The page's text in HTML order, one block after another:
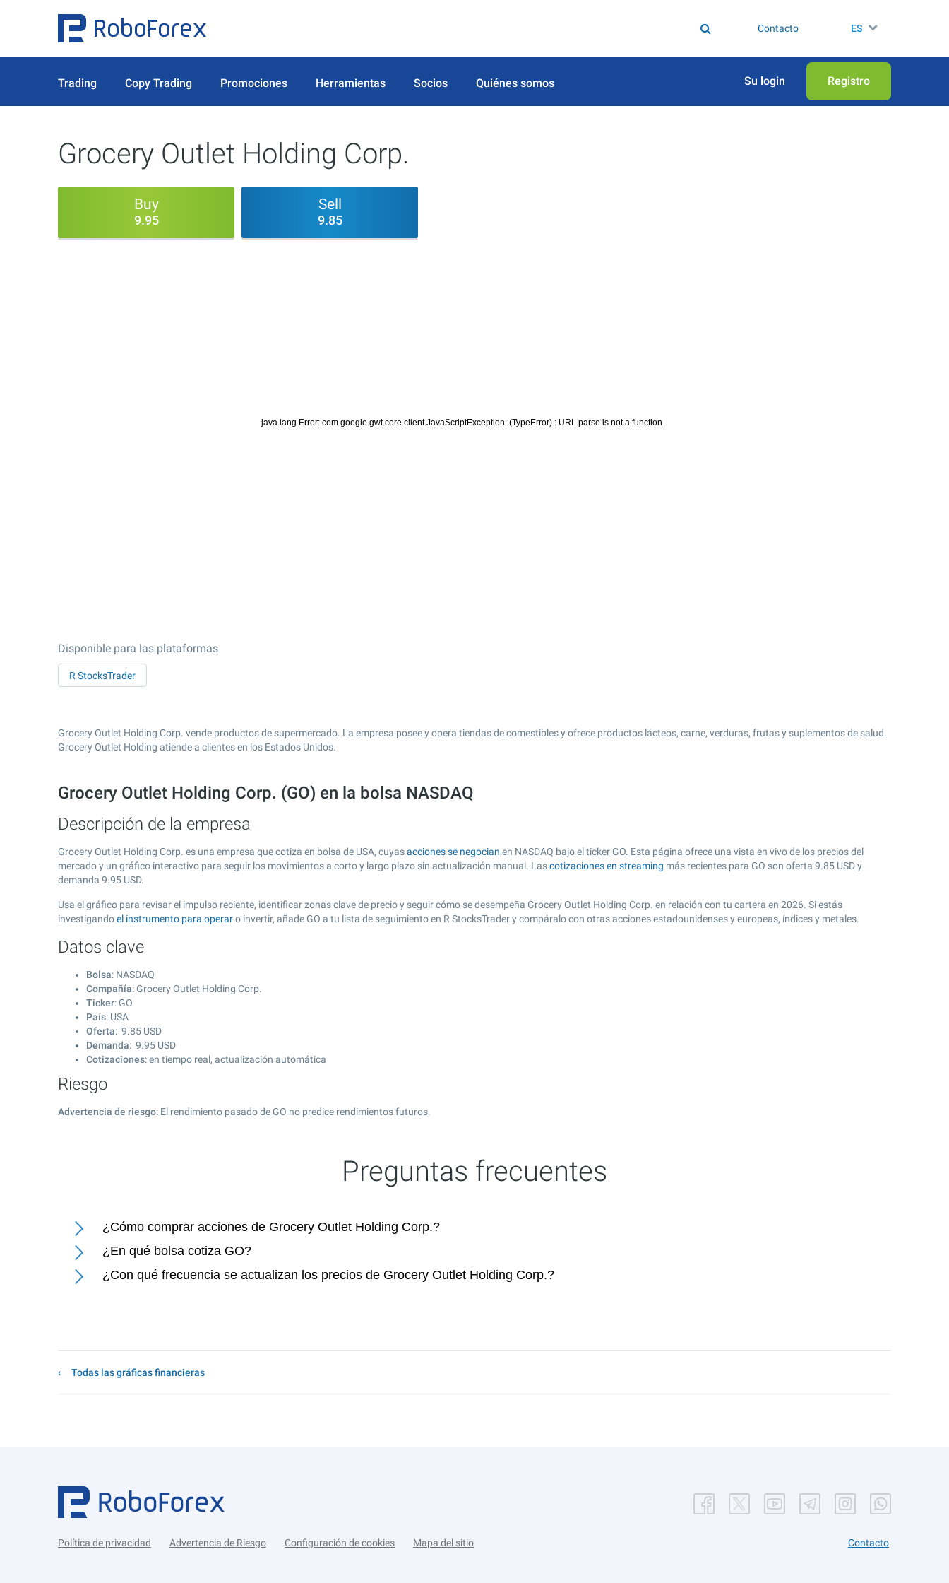
Contacto ES
Trading Copy Trading Promociones Herramientas Socios Quiénes somos Su login Registro
Grocery Outlet Holding Corp.
Buy
9.95
Sell
9.85
Disponible para las plataformas
R StocksTrader
Grocery Outlet Holding Corp. vende productos de supermercado. La empresa posee y opera tiendas de comestibles y ofrece productos lácteos, carne, verduras, frutas y suplementos de salud.
Grocery Outlet Holding atiende a clientes en los Estados Unidos.
Grocery Outlet Holding Corp. (GO) en la bolsa NASDAQ
Descripción de la empresa
Grocery Outlet Holding Corp. es una empresa que cotiza en bolsa de USA, cuyasacciones se negocian en NASDAQ bajo el ticker GO. Esta página ofrece una vista en vivo de los precios del
mercado y un gráfico interactivo para seguir los movimientos a corto y largo plazo sin actualización manual. Lascotizaciones en streaming más recientes para GO son oferta 9.85 USD y
demanda 9.95 USD.
Usa el gráfico para revisar el impulso reciente, identificar zonas clave de precio y seguir cómo se desempeña Grocery Outlet Holding Corp. en relación con tu cartera en 2026. Si estás
investigandoel instrumento para operaro invertir, añade GO a tu lista de seguimiento en R StocksTrader y compáralo con otras acciones estadounidenses y europeas, índices y metales.
Datos clave
Bolsa: NASDAQ
Compañía: Grocery Outlet Holding Corp.
Ticker: GO
País: USA
Oferta: 9.85 USD
Demanda: 9.95 USD
Cotizaciones: en tiempo real, actualización automática
Riesgo
Advertencia de riesgo: El rendimiento pasado de GO no predice rendimientos futuros.
Preguntas frecuentes
¿Cómo comprar acciones de Grocery Outlet Holding Corp.?
¿En qué bolsa cotiza GO?
¿Con qué frecuencia se actualizan los precios de Grocery Outlet Holding Corp.?
Todas las gráficas financieras
Política de privacidad Advertencia de Riesgo Configuración de cookies Mapa del sitio Contacto